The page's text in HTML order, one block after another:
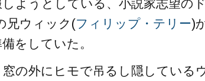
しようとしている、小説家志望の
兄ウィック(フィリップ・テリー)
をしていた。
の外にヒモで吊るし隠している